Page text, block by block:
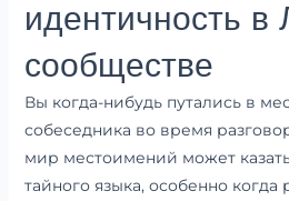
идентичность в
сообществе
Вы когда-нибудь путались в
собеседника во время
мир местоимений может
тайного языка, особенно